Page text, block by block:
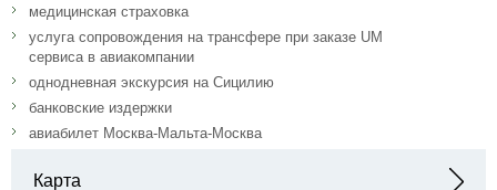
медицинская страховка
услуга сопровождения на трансфере при заказе UM
сервиса в авиакомпании
однодневная экскурсия на Сицилию
банковские издержки
авиабилет Москва-Мальта-Москва
Карта